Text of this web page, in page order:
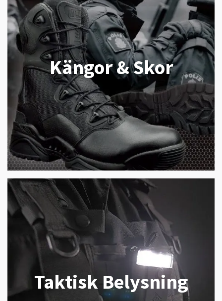
Kängor & Skor
Taktisk Belysning